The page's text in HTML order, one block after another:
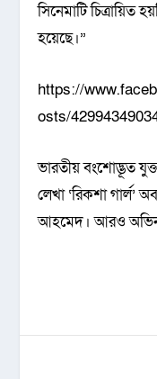
সিনেমাটি চিত্রায়িত
হয়েছে।”
https://
osts/
ভারতীয় বংশোদ্ভূত
লেখা ‘রিকশা গার্ল’
আহমেদ। আরও